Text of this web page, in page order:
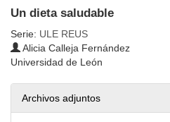
Un dieta saludable
Serie: ULE REUS
Alicia Calleja Fernández
Universidad de León
Archivos adjuntos